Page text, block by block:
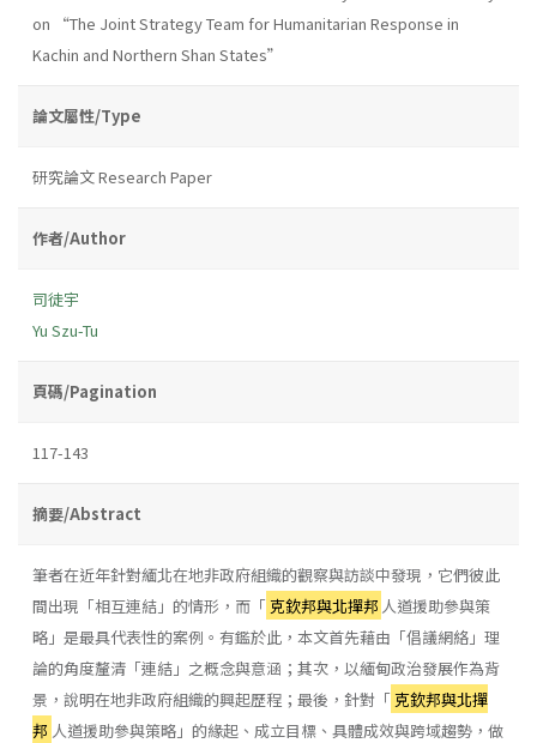
on “The Joint Strategy Team for Humanitarian Response in
Kachin and Northern Shan States”
論文屬性/Type
研究論文 Research Paper
作者/Author
司徒宇
Yu Szu-Tu
頁碼/Pagination
117-143
摘要/Abstract
筆者在近年針對緬北在地非政府組織的觀察與訪談中發現，它們彼此
間出現「相互連結」的情形，而「 克欽邦與北撣邦 人道援助參與策
略」是最具代表性的案例。有鑑於此，本文首先藉由「倡議網絡」理
論的角度釐清「連結」之概念與意涵；其次，以緬甸政治發展作為背
景，說明在地非政府組織的興起歷程；最後，針對「 克欽邦與北撣
邦 人道援助參與策略」的緣起、成立目標、具體成效與跨域趨勢，做